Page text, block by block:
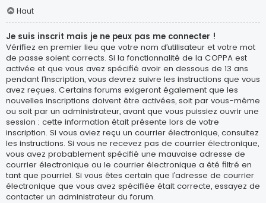
Haut
Je suis inscrit mais je ne peux pas me connecter !
Vérifiez en premier lieu que votre nom d’utilisateur et votre mot
de passe soient corrects. Si la fonctionnalité de la COPPA est
activée et que vous avez spécifié avoir en dessous de 13 ans
pendant l’inscription, vous devrez suivre les instructions que vous
avez reçues. Certains forums exigeront également que les
nouvelles inscriptions doivent être activées, soit par vous-même
ou soit par un administrateur, avant que vous puissiez ouvrir une
session ; cette information était présente lors de votre
inscription. Si vous aviez reçu un courrier électronique, consultez
les instructions. Si vous ne recevez pas de courrier électronique,
vous avez probablement spécifié une mauvaise adresse de
courrier électronique ou le courrier électronique a été filtré en
tant que pourriel. Si vous êtes certain que l’adresse de courrier
électronique que vous avez spécifiée était correcte, essayez de
contacter un administrateur du forum.